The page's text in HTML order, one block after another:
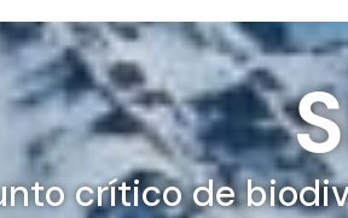
crítico de